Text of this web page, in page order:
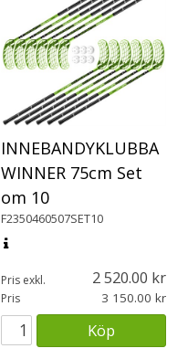
INNEBANDYKLUBBA
WINNER 75cm Set
om 10
F2350460507SET10
Pris exkl. 2 520.00
Pris 3 150.00
Köp